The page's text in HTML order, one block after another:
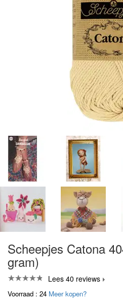
Scheepjes Catona
gram)
Lees 40 reviews
Voorraad : 24 Meer kopen?